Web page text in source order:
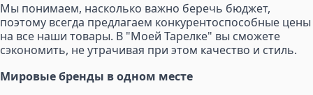
Мы понимаем, насколько важно беречь бюджет,
поэтому всегда предлагаем конкурентоспособные цены
на все наши товары. В "Моей Тарелке" вы сможете
сэкономить, не утрачивая при этом качество и стиль.
Мировые бренды в одном месте